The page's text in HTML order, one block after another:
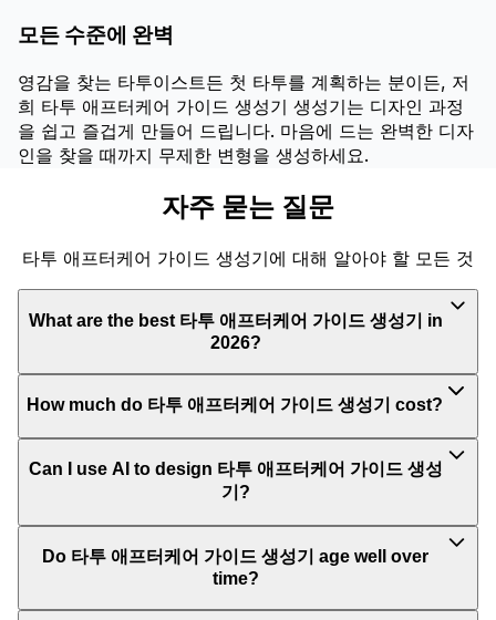
모든 수준에 완벽
영감을 찾는 타투이스트든 첫 타투를 계획하는 분이든, 저
희 타투 애프터케어 가이드 생성기 생성기는 디자인 과정
을 쉽고 즐겁게 만들어 드립니다. 마음에 드는 완벽한 디자
인을 찾을 때까지 무제한 변형을 생성하세요.
자주 묻는 질문
타투 애프터케어 가이드 생성기에 대해 알아야 할 모든 것
What are the best 타투 애프터케어 가이드 생성기 in
2026?
How much do 타투 애프터케어 가이드 생성기 cost?
Can I use AI to design 타투 애프터케어 가이드 생성
기?
Do 타투 애프터케어 가이드 생성기 age well over
time?